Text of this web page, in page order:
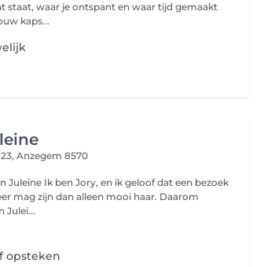
staat, waar je ontspant en waar tijd gemaakt
voor jou. Jouw kaps...
Anzegem 8570
dat een bezoek
zijn dan alleen mooi haar. Daarom
Julei...
opsteken